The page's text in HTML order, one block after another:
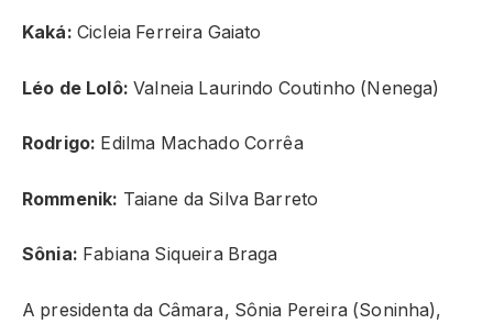
Kaká: Cicleia Ferreira Gaiato
Léo de Lolô: Valneia Laurindo Coutinho (Nenega)
Rodrigo: Edilma Machado Corrêa
Rommenik: Taiane da Silva Barreto
Sônia: Fabiana Siqueira Braga
A presidenta da Câmara, Sônia Pereira (Soninha),